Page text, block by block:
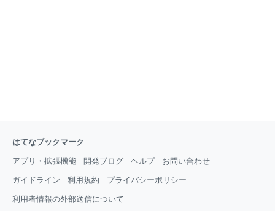
はてなブックマーク
アプリ・拡張機能 開発ブログ ヘルプ お問い合わせ
ガイドライン 利用規約 プライバシーポリシー
利用者情報の外部送信について